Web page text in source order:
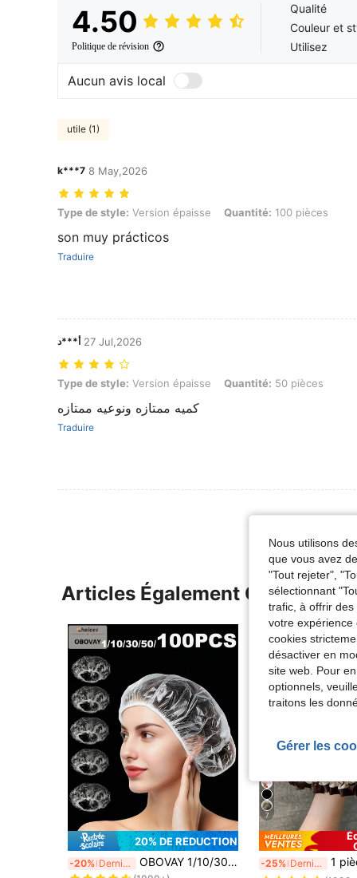
4.50
Politique de révision
Qualité
Couleur et
Utilisez
Aucun avis local
utile (1)
k***7 8 May,2026
Type de style: Version épaisse, Quantité: 100 pièces
Type de style: Version épaisse Quantité: 100 pièces
son muy prácticos
Traduire
أ***د 27 Jul,2026
Type de style: Version épaisse, Quantité: 50 pièces
Type de style: Version épaisse Quantité: 50 pièces
كميه ممتازه ونوعيه ممتازه
Traduire
Articles Également Consultés
20% DE RÉDUCTION
-20% Derniers 3 jours OBOVAY 1/10/30/50/100 pièces Bonnets de douche jetables transparents sans lavage, bonnets de douche élastiques imperméables, taille grande épaissie à haute élasticité, convient pour le bain et les soins capillaires, pratique pour les voyages
#1 BEST-SELLERS
de nouveau Accessoires de douche
(1000+)
7
-25% Derniers 2 jours 1 pièce, Bonnet de douche double couche étanche et réutilisable pour
Nous utilisons
que vous avez
"Tout rejeter",
sélectionnant
trafic, à offrir
votre expérience
cookies
désactiver en
site web. Pour
optionnels,
traitons les
Gérer les